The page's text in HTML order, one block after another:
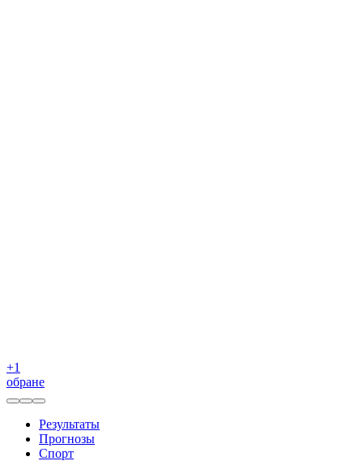
+1
обране
Результаты
Прогнозы
Спорт